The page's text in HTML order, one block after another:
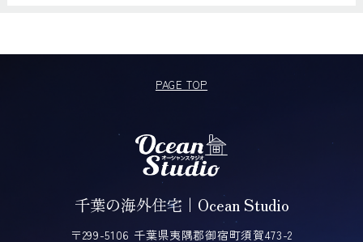
PAGE TOP
千葉の海外住宅｜Ocean Studio
〒299-5106 千葉県夷隅郡御宿町須賀473-2